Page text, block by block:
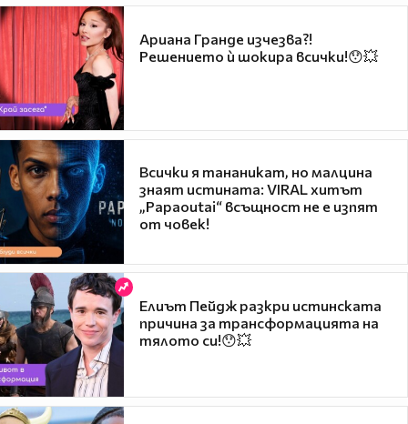
Ариана Гранде изчезва?!
Решението ѝ шокира всички!😯💥
Всички я тананикат, но малцина
знаят истината: VIRAL хитът
„Papaoutai“ всъщност не е изпят
от човек!
Елиът Пейдж разкри истинската
причина за трансформацията на
тялото си!😯💥